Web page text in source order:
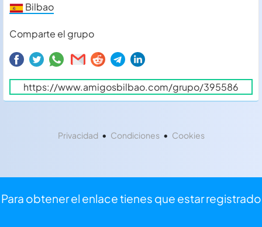
Para obtener el enlace tienes que estar registrado
Bilbao
Comparte el grupo
Privacidad• Condiciones• Cookies